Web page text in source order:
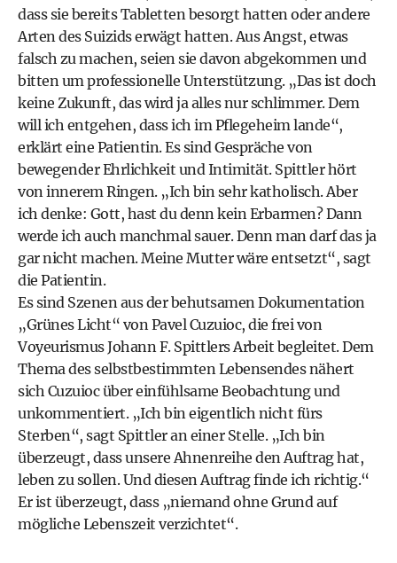
dass sie bereits Tabletten besorgt hatten oder andere
Arten des Suizids erwägt hatten. Aus Angst, etwas
falsch zu machen, seien sie davon abgekommen und
bitten um professionelle Unterstützung. „Das ist doch
keine Zukunft, das wird ja alles nur schlimmer. Dem
will ich entgehen, dass ich im Pflegeheim lande“,
erklärt eine Patientin. Es sind Gespräche von
bewegender Ehrlichkeit und Intimität. Spittler hört
von innerem Ringen. „Ich bin sehr katholisch. Aber
ich denke: Gott, hast du denn kein Erbarmen? Dann
werde ich auch manchmal sauer. Denn man darf das ja
gar nicht machen. Meine Mutter wäre entsetzt“, sagt
die Patientin.
Es sind Szenen aus der behutsamen Dokumentation
„Grünes Licht“ von Pavel Cuzuioc, die frei von
Voyeurismus Johann F. Spittlers Arbeit begleitet. Dem
Thema des selbstbestimmten Lebensendes nähert
sich Cuzuioc über einfühlsame Beobachtung und
unkommentiert. „Ich bin eigentlich nicht fürs
Sterben“, sagt Spittler an einer Stelle. „Ich bin
überzeugt, dass unsere Ahnenreihe den Auftrag hat,
leben zu sollen. Und diesen Auftrag finde ich richtig.“
Er ist überzeugt, dass „niemand ohne Grund auf
mögliche Lebenszeit verzichtet“.